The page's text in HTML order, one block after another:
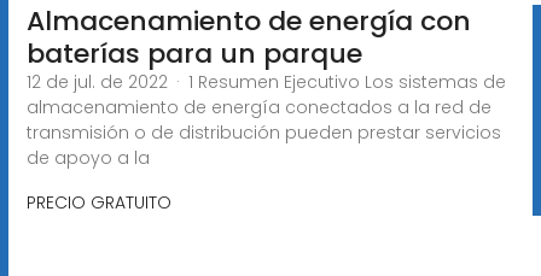
Almacenamiento de energía con
baterías para un parque
12 de jul. de 2022 · 1 Resumen Ejecutivo Los sistemas de
almacenamiento de energía conectados a la red de
transmisión o de distribución pueden prestar servicios
de apoyo a la
PRECIO GRATUITO